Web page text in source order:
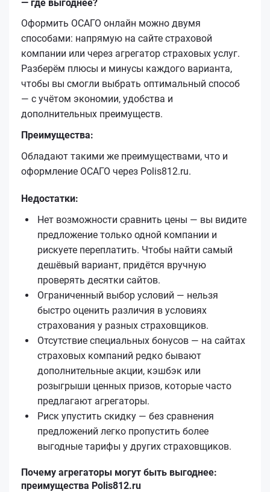
— где выгоднее?
Оформить ОСАГО онлайн можно двумя
способами: напрямую на сайте страховой
компании или через агрегатор страховых услуг.
Разберём плюсы и минусы каждого варианта,
чтобы вы смогли выбрать оптимальный способ
— с учётом экономии, удобства и
дополнительных преимуществ.
Преимущества:
Обладают такими же преимуществами, что и
оформление ОСАГО через Polis812.ru.
Недостатки:
Нет возможности сравнить цены — вы видите
предложение только одной компании и
рискуете переплатить. Чтобы найти самый
дешёвый вариант, придётся вручную
проверять десятки сайтов.
Ограниченный выбор условий — нельзя
быстро оценить различия в условиях
страхования у разных страховщиков.
Отсутствие специальных бонусов — на сайтах
страховых компаний редко бывают
дополнительные акции, кэшбэк или
розыгрыши ценных призов, которые часто
предлагают агрегаторы.
Риск упустить скидку — без сравнения
предложений легко пропустить более
выгодные тарифы у других страховщиков.
Почему агрегаторы могут быть выгоднее:
преимущества Polis812.ru